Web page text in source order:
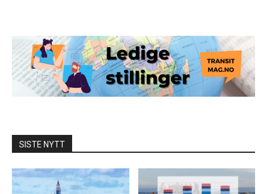
SISTE NYTT